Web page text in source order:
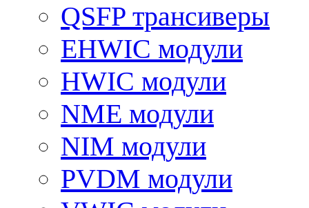
QSFP трансиверы
EHWIC модули
HWIC модули
NME модули
NIM модули
PVDM модули